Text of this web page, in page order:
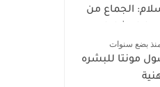
الجماع من
بضع سنوات
مونتا للبشره